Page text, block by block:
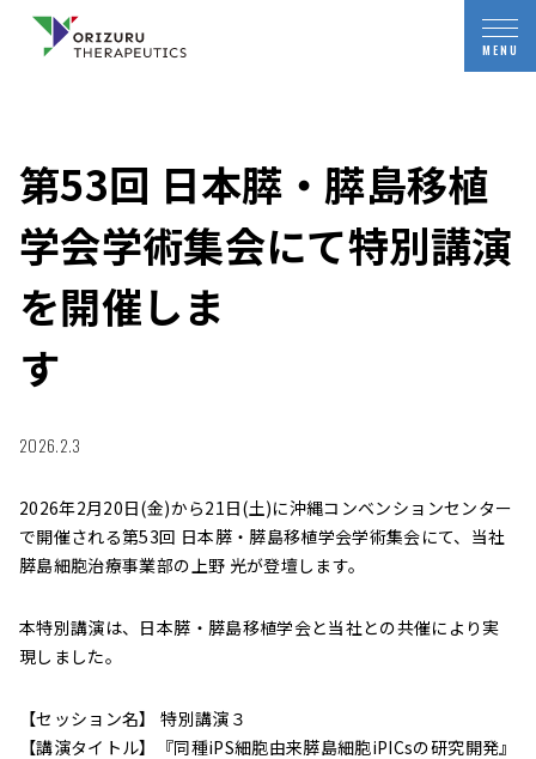
第53回 日本膵・膵島移植
学会学術集会にて特別講演
を開催しま
2026.2.3
2026年2月20日(金)から21日(土)に沖縄コンベンションセンター
で開催される第53回 日本膵・膵島移植学会学術集会にて、当社
膵島細胞治療事業部の上野 光が登壇します。
本特別講演は、日本膵・膵島移植学会と当社との共催により実
現しました。
【セッション名】 特別講演３
【講演タイトル】『同種iPS細胞由来膵島細胞iPICsの研究開発』